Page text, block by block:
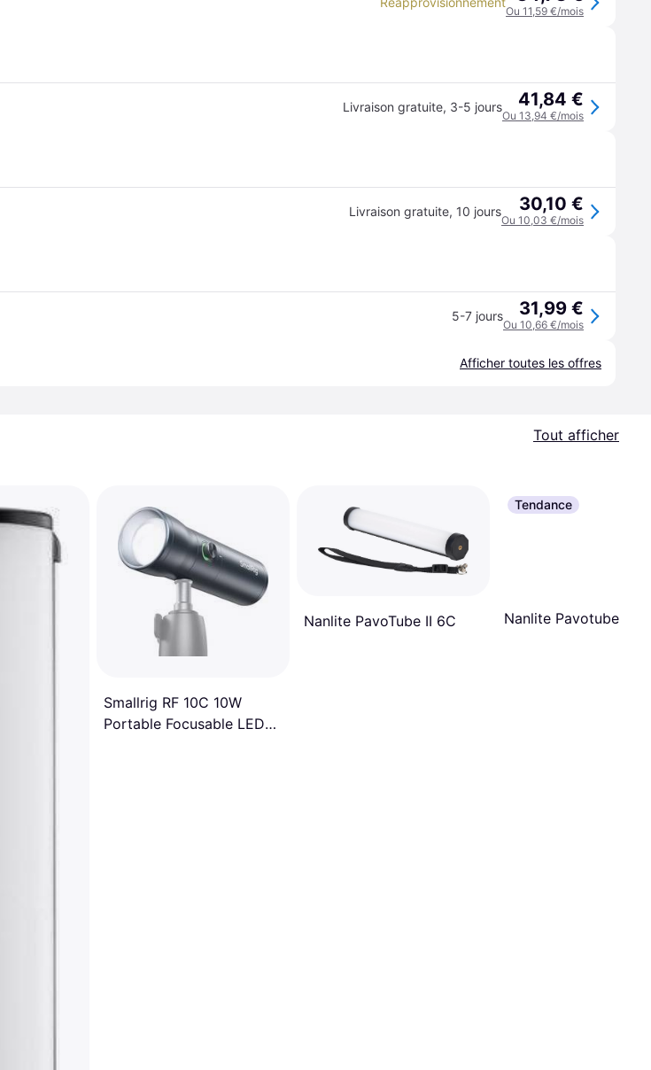
Ou 11,59 €/mois
Livraison gratuite, 3-5 jours 41,84 €
Ou 13,94 €/mois
Livraison gratuite, 10 jours 30,10 €
Ou 10,03 €/mois
5-7 jours 31,99 €
Ou 10,66 €/mois
Afficher toutes les offres
Tout afficher
Smallrig RF 10C 10W
Portable Focusable LED
Nanlite PavoTube II 6C
Tendance
Nanlite Pavotube II